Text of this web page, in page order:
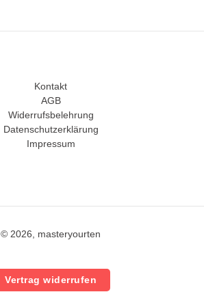
Kontakt
AGB
Widerrufsbelehrung
Datenschutzerklärung
Impressum
© 2026, masteryourten
Vertrag widerrufen